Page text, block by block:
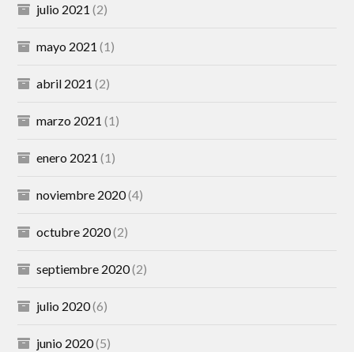
julio 2021 (2)
mayo 2021 (1)
abril 2021 (2)
marzo 2021 (1)
enero 2021 (1)
noviembre 2020(4)
octubre 2020(2)
septiembre 2020(2)
julio 2020(6)
junio 2020(5)